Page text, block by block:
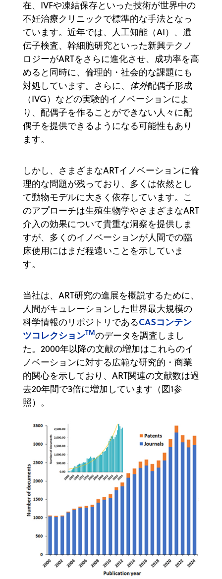
在、IVFや凍結保存といった技術が世界中の
不妊治療クリニックで標準的な手法となっ
ています。近年では、人工知能（AI）、遺
伝子検査、幹細胞研究といった新興テクノ
ロジーがARTをさらに進化させ、成功率を高
めると同時に、倫理的・社会的な課題にも
対処しています。さらに、 体外配偶子形成
（IVG）などの実験的イノベーションによ
り、配偶子を作ることができない人々に配
偶子を提供できるようになる可能性もあり
ます。
しかし、さまざまなARTイノベーションに倫
理的な問題が残っており、多くは依然とし
て動物モデルに大きく依存しています。こ
のアプローチは生殖生物学やさまざまなART
介入の効果について貴重な洞察を提供しま
すが、多くのイノベーションが人間での臨
床使用にはまだ程遠いことを示していま
す。
当社は、ART研究の進展を概説するために、
人間がキュレーションした世界最大規模の
科学情報のリポジトリであるCASコンテン
ツコレクションTMのデータを調査しまし
た。2000年以降の文献の増加はこれらのイ
ノベーションに対する広範な研究的・商業
的関心を示しており、ART関連の文献数は過
去20年間で3倍に増加しています（図1参
照）。